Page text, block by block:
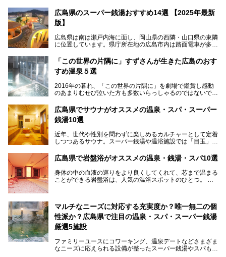
広島県のスーパー銭湯おすすめ14選 【2025年最新
版】
広島県は南は瀬戸内海に面し、岡山県の西隣・山口県の東隣
に位置しています。県庁所在地の広島市内は路面電車が多数
厳島神社と原爆ドームの2つの世界文化遺産があり、年間を
通して多数の観光客が訪れます。工業都市として栄えた呉市
や、坂の町・尾道市など、ゆっくり訪れたい町や観光スポッ
モン、全国にファンが多い広島風お好み焼きなどのグルメも
充実。
銭湯をご紹介します。
「この世界の片隅に」すずさんが生きた広島のおす
すめ温泉５選
2016年の暮れ、「この世界の片隅に」を劇場で鑑賞し感動
のあまりむせび泣いた方も多数いらっしゃるのではないでし
あの夏のヒロシマを生きた主人公すずさんの笑顔が、今もど
こかに輝きつづけていることをふと思い浮かべます。
そんな映画の舞台となった広島県呉市を中心に、広島のおす
広島県でサウナがオススメの温泉・スパ・スーパー
銭湯10選
近年、世代や性別を問わずに楽しめるカルチャーとして定着
しつつあるサウナ。スーパー銭湯や温浴施設では「目玉」と
わりと身体の内部を温めて発汗を促すサウナは、リフレッシ
ュ効果はもちろん、代謝が高まり健康や美容にも良い影響が
期待されます。今回はそんなサウナにこだわった、広島県内
のオススメ温泉・銭湯・スパ10ヶ所を紹介させていただき
ます。
広島県で岩盤浴がオススメの温泉・銭湯・スパ10選
身体の中の血液の巡りをより良くしてくれて、芯まで温まる
ことができる岩盤浴は、人気の温浴スポットのひとつ。
る、広島県でオススメの温泉・銭湯・スパをご紹介していき
ます！
マルチなニーズに対応する充実度か？唯一無二の個
性派か？広島県で注目の温泉・スパ・スーパー銭湯
厳選5施設
ファミリーユースにコワーキング、温泉デートなどさまざま
なニーズに応えられる設備が整ったスーパー銭湯やスパも、